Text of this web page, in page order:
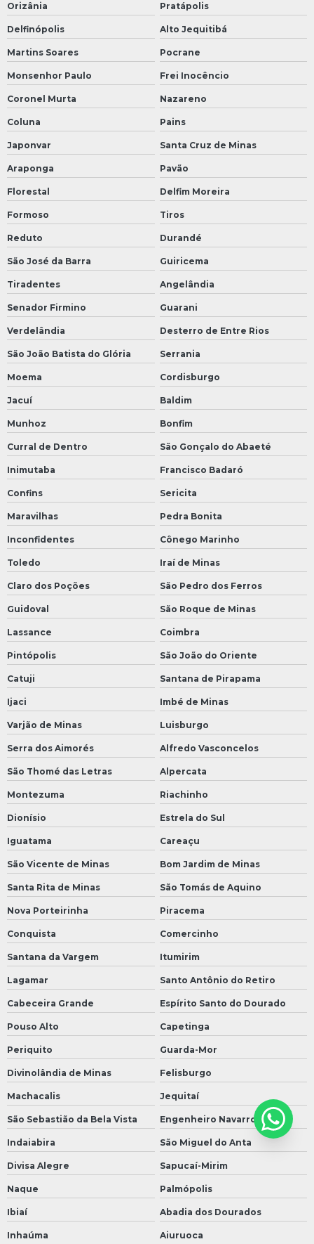
Orizânia Pratápolis
Delfinópolis Alto Jequitibá
Martins Soares Pocrane
Monsenhor Paulo Frei Inocêncio
Coronel Murta Nazareno
Coluna Pains
Japonvar Santa Cruz de Minas
Araponga Pavão
Florestal Delfim Moreira
Formoso Tiros
Reduto Durandé
São José da Barra Guiricema
Tiradentes Angelândia
Senador Firmino Guarani
Verdelândia Desterro de Entre Rios
São João Batista do Glória Serrania
Moema Cordisburgo
Jacuí Baldim
Munhoz Bonfim
Curral de Dentro São Gonçalo do Abaeté
Inimutaba Francisco Badaró
Confins Sericita
Maravilhas Pedra Bonita
Inconfidentes Cônego Marinho
Toledo Iraí de Minas
Claro dos Poções São Pedro dos Ferros
Guidoval São Roque de Minas
Lassance Coimbra
Pintópolis São João do Oriente
Catuji Santana de Pirapama
Ijaci Imbé de Minas
Varjão de Minas Luisburgo
Serra dos Aimorés Alfredo Vasconcelos
São Thomé das Letras Alpercata
Montezuma Riachinho
Dionísio Estrela do Sul
Iguatama Careaçu
São Vicente de Minas Bom Jardim de Minas
Santa Rita de Minas São Tomás de Aquino
Nova Porteirinha Piracema
Conquista Comercinho
Santana da Vargem Itumirim
Lagamar Santo Antônio do Retiro
Cabeceira Grande Espírito Santo do Dourado
Pouso Alto Capetinga
Periquito Guarda-Mor
Divinolândia de Minas Felisburgo
Machacalis Jequitaí
São Sebastião da Bela Vista Engenheiro Navarro
Indaiabira São Miguel do Anta
Divisa Alegre Sapucaí-Mirim
Naque Palmópolis
Ibiaí Abadia dos Dourados
Inhaúma Aiuruoca